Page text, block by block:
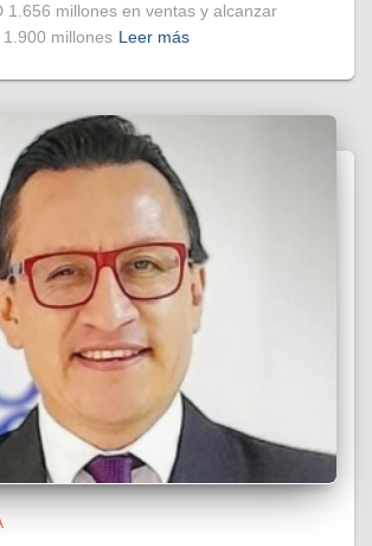
1.656 millones en ventas y alcanzar
millones Leer más